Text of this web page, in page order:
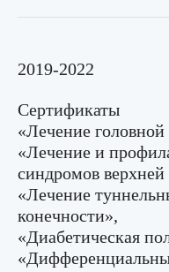
2019-2022
Сертификаты
«Лечение
«Лечение и
синдромов верхней
«Лечение
конечности»,
«Диабетическая